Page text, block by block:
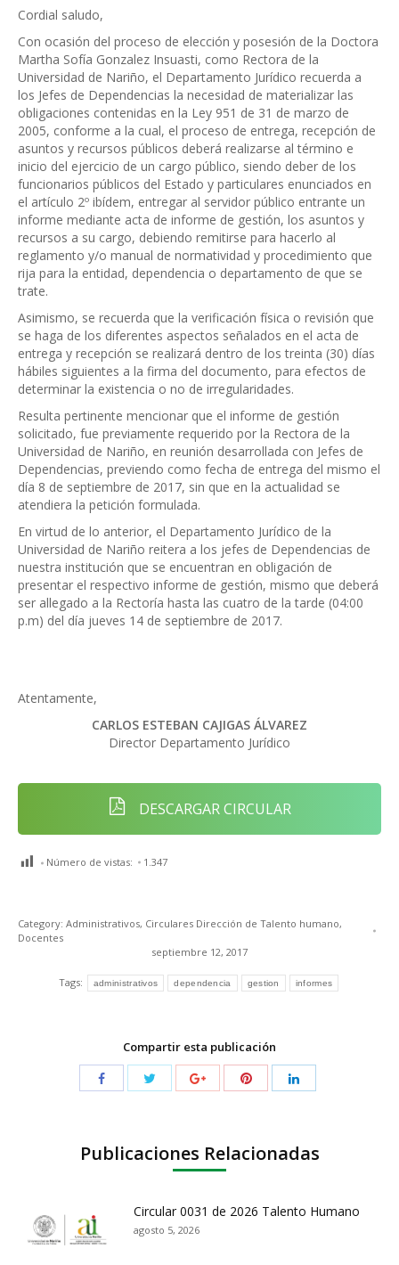
Cordial saludo,
Con ocasión del proceso de elección y posesión de la Doctora
Martha Sofía Gonzalez Insuasti, como Rectora de la
Universidad de Nariño, el Departamento Jurídico recuerda a
los Jefes de Dependencias la necesidad de materializar las
obligaciones contenidas en la Ley 951 de 31 de marzo de
2005, conforme a la cual, el proceso de entrega, recepción de
asuntos y recursos públicos deberá realizarse al término e
inicio del ejercicio de un cargo público, siendo deber de los
funcionarios públicos del Estado y particulares enunciados en
el artículo 2º ibídem, entregar al servidor público entrante un
informe mediante acta de informe de gestión, los asuntos y
recursos a su cargo, debiendo remitirse para hacerlo al
reglamento y/o manual de normatividad y procedimiento que
rija para la entidad, dependencia o departamento de que se
trate.
Asimismo, se recuerda que la verificación física o revisión que
se haga de los diferentes aspectos señalados en el acta de
entrega y recepción se realizará dentro de los treinta (30) días
hábiles siguientes a la firma del documento, para efectos de
determinar la existencia o no de irregularidades.
Resulta pertinente mencionar que el informe de gestión
solicitado, fue previamente requerido por la Rectora de la
Universidad de Nariño, en reunión desarrollada con Jefes de
Dependencias, previendo como fecha de entrega del mismo el
día 8 de septiembre de 2017, sin que en la actualidad se
atendiera la petición formulada.
En virtud de lo anterior, el Departamento Jurídico de la
Universidad de Nariño reitera a los jefes de Dependencias de
nuestra institución que se encuentran en obligación de
presentar el respectivo informe de gestión, mismo que deberá
ser allegado a la Rectoría hasta las cuatro de la tarde (04:00
p.m) del día jueves 14 de septiembre de 2017.
Atentamente,
CARLOS ESTEBAN CAJIGAS ÁLVAREZ
Director Departamento Jurídico
DESCARGAR CIRCULAR
Número de vistas: 1.347
Category: Administrativos, Circulares Dirección de Talento humano,
Docentes
septiembre 12, 2017
Tags: administrativos dependencia gestion informes
Compartir esta publicación
Publicaciones Relacionadas
Circular 0031 de 2026 Talento Humano
agosto 5, 2026